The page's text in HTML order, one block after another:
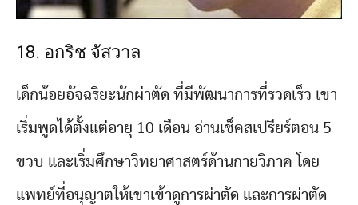
18. อกริช จัสวาล
เด็กน้อยอัจฉริยะนักผ่าตัด ที่มีพัฒนาการที่รวดเร็ว เขา
เริ่มพูดได้ตั้งแต่อายุ 10 เดือน อ่านเช็คสเปรียร์ตอน 5
ขวบ และเริ่มศึกษาวิทยาศาสตร์ด้านกายวิภาค โดย
แพทย์ที่อนุญาตให้เขาเข้าดูการผ่าตัด และการผ่าตัด